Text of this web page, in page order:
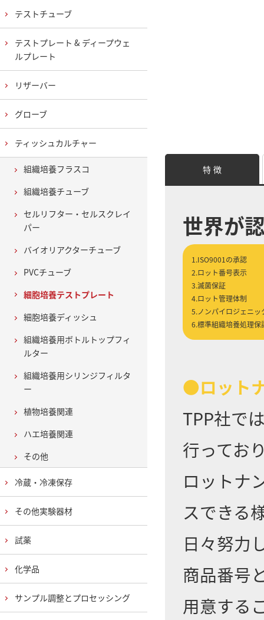
特 徴
世界が
1.ISO9001の承認
2.ロット番号表示
3.滅菌保証
4.ロット管理体制
5.ノンパイロジェニッ
6.標準組織培養処理保
●ロット
TPP社で
行ってお
ロットナ
スできる
日々努力
商品番号
用意する
テストチューブ
テストプレート & ディープウェ
ルプレート
リザーバー
グローブ
ティッシュカルチャー
組織培養フラスコ
組織培養チューブ
セルリフター・セルスクレイ
パー
バイオリアクターチューブ
PVCチューブ
細胞培養テストプレート
細胞培養ディッシュ
組織培養用ボトルトップフィ
ルター
組織培養用シリンジフィルタ
ー
植物培養関連
ハエ培養関連
その他
冷蔵・冷凍保存
その他実験器材
試薬
化学品
サンプル調整とプロセッシング